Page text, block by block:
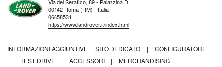
Via del Serafico, 89 - Palazzina D
00142 Roma (RM) - Italia
06658531
https://www.landrover.it/index.html
INFORMAZIONI AGGIUNTIVE SITO DEDICATO |
CONFIGURATORE
|
TEST DRIVE | ACCESSORI | MERCHANDISING
|